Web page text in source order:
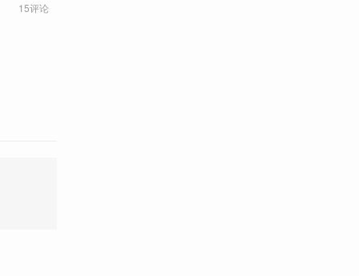
15评论